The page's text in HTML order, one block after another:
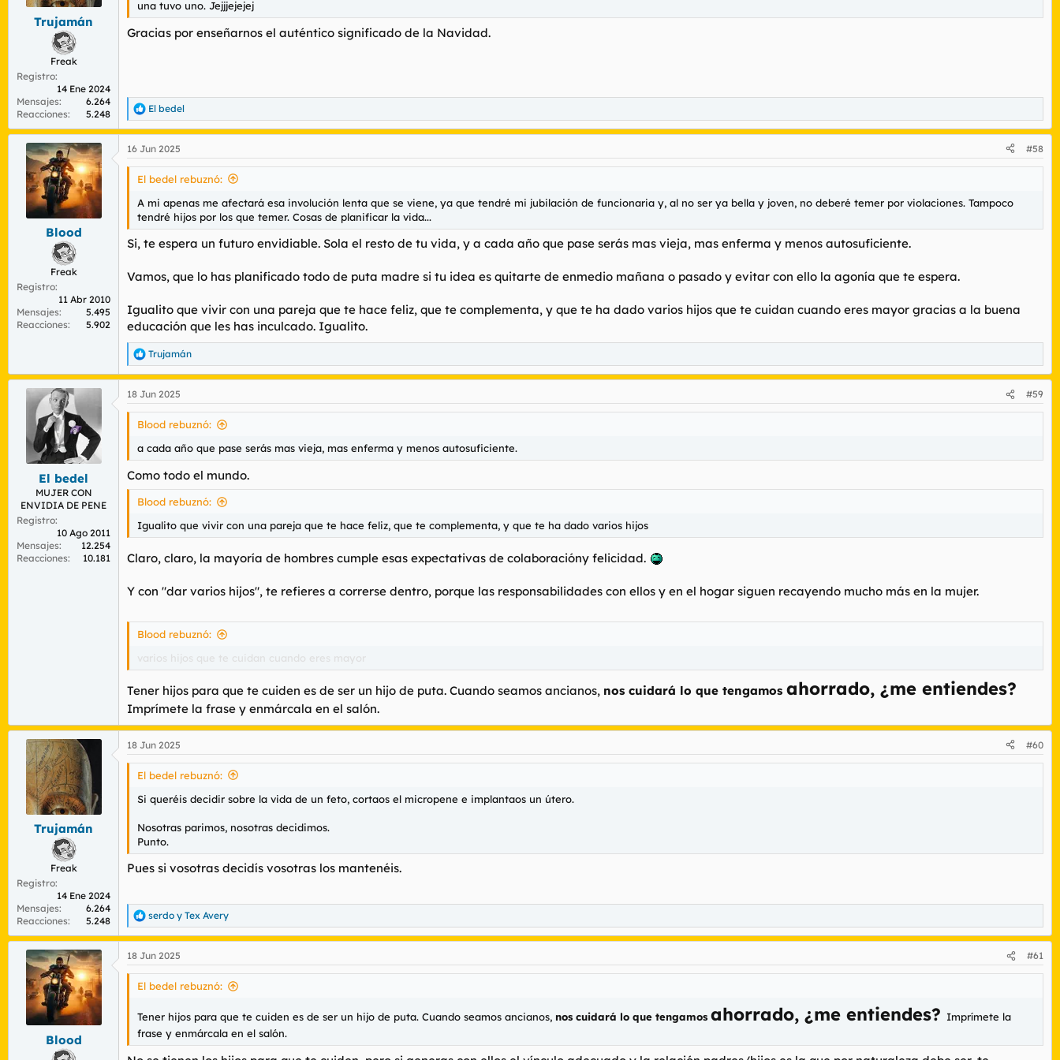
Trujamán
Freak
Registro
14 Ene 2024
Mensajes
6.264
Reacciones
5.248
una tuvo uno. Jejjjejejej
Gracias por enseñarnos el auténtico significado de la Navidad.
R
e
a
c
c
e
s
:
El bedel
Blood
Freak
Registro
11 Abr 2010
Mensajes
5.495
Reacciones
5.902
16 Jun 2025 #58
El bedel rebuznó:
A mi apenas me afectará esa involución lenta que se viene, ya que tendré mi jubilación de funcionaria y, al no ser ya bella y joven, no deberé temer por violaciones. Tampoco
tendré hijos por los que temer. Cosas de planificar la vida...
Si, te espera un futuro envidiable. Sola el resto de tu vida, y a cada año que pase serás mas vieja, mas enferma y menos autosuficiente.
Vamos, que lo has planificado todo de puta madre si tu idea es quitarte de enmedio mañana o pasado y evitar con ello la agonía que te espera.
Igualito que vivir con una pareja que te hace feliz, que te complementa, y que te ha dado varios hijos que te cuidan cuando eres mayor gracias a la buena
educación que les has inculcado. Igualito.
R
e
a
c
c
n
e
s
Trujamán
El bedel
MUJER CON
ENVIDIA DE PENE
Registro
10 Ago 2011
Mensajes
12.254
Reacciones
10.181
18 Jun 2025 #59
Blood rebuznó:
a cada año que pase serás mas vieja, mas enferma y menos autosuficiente.
Como todo el mundo.
Blood rebuznó:
Igualito que vivir con una pareja que te hace feliz, que te complementa, y que te ha dado varios hijos
Claro, claro, la mayoría de hombres cumple esas expectativas de colaboracióny felicidad.
Y con "dar varios hijos", te refieres a correrse dentro, porque las responsabilidades con ellos y en el hogar siguen recayendo mucho más en la mujer.
Blood rebuznó:
varios hijos que te cuidan cuando eres mayor
Tener hijos para que te cuiden es de ser un hijo de puta. Cuando seamos ancianos, nos cuidará lo que tengamos ahorrado, ¿me entiendes?
Imprímete la frase y enmárcala en el salón.
Trujamán
Freak
Registro
14 Ene 2024
Mensajes
6.264
Reacciones
5.248
18 Jun 2025 #60
El bedel rebuznó:
Si queréis decidir sobre la vida de un feto, cortaos el micropene e implantaos un útero.
Nosotras parimos, nosotras decidimos.
Punto.
Pues si vosotras decidís vosotras los mantenéis.
R
e
a
c
c
:
serdo y Tex Avery
Blood
18 Jun 2025 #61
El bedel rebuznó:
Tener hijos para que te cuiden es de ser un hijo de puta. Cuando seamos ancianos, nos cuidará lo que tengamos ahorrado, ¿me entiendes? Imprímete la
frase y enmárcala en el salón.